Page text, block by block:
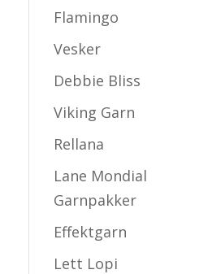
Flamingo
Vesker
Debbie Bliss
Viking Garn
Rellana
Lane Mondial
Garnpakker
Effektgarn
Lett Lopi